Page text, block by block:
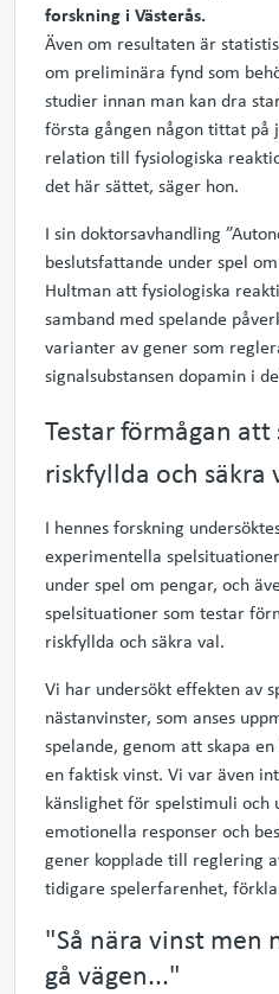
forskning i Västerås.
Även om resultaten är
om preliminära fynd som
studier innan man kan dra
första gången någon tittat på
relation till fysiologiska
det här sättet, säger hon.
I sin doktorsavhandling
beslutsfattande under spel
Hultman att fysiologiska
samband med spelande
varianterav genersom
signalsubstansen dopamin i
Testar förmågan
riskfyllda och säkra
I hennes forskning undersökt
experimentella spelsituationer
under spel om pengar, och
spelsituationer som testar
riskfyllda och säkra val.
Vi har undersökt effekten av
nästanvinster, som anses
spelande, genom att skapa
en faktisk vinst. Vi var även
känslighet för spelstimuli och
emotionella responseroch
gener kopplade till reglering
tidigare spelerfarenhet,
"Så nära vinst men
gå vägen..."